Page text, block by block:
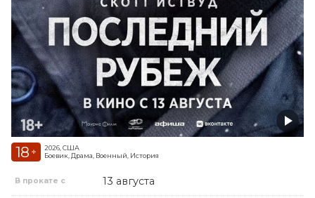
18 +
2026, США
Боевик, Драма, Военный, История
В прокате с 13 августа